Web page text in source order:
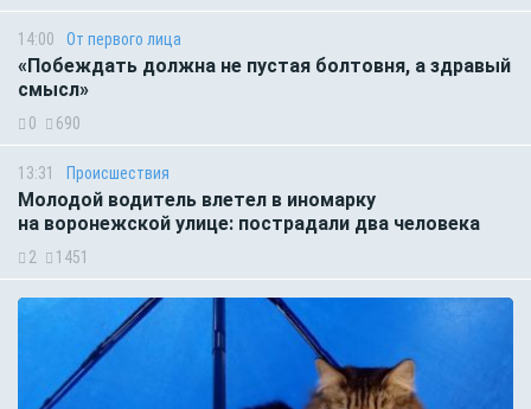
14:00 От первого лица
«Побеждать должна не пустая болтовня, а здравый
смысл»
0 690
13:31 Происшествия
Молодой водитель влетел в иномарку
на воронежской улице: пострадали два человека
2 1451